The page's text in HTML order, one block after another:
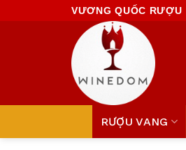
to
VƯƠNG QUỐC RƯỢU
RƯỢU VANG